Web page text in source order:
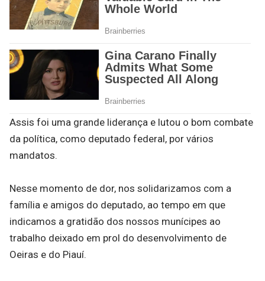
Assis foi uma grande liderança e lutou o bom combate
da política, como deputado federal, por vários
mandatos.
Nesse momento de dor, nos solidarizamos com a
família e amigos do deputado, ao tempo em que
indicamos a gratidão dos nossos munícipes ao
trabalho deixado em prol do desenvolvimento de
Oeiras e do Piauí.